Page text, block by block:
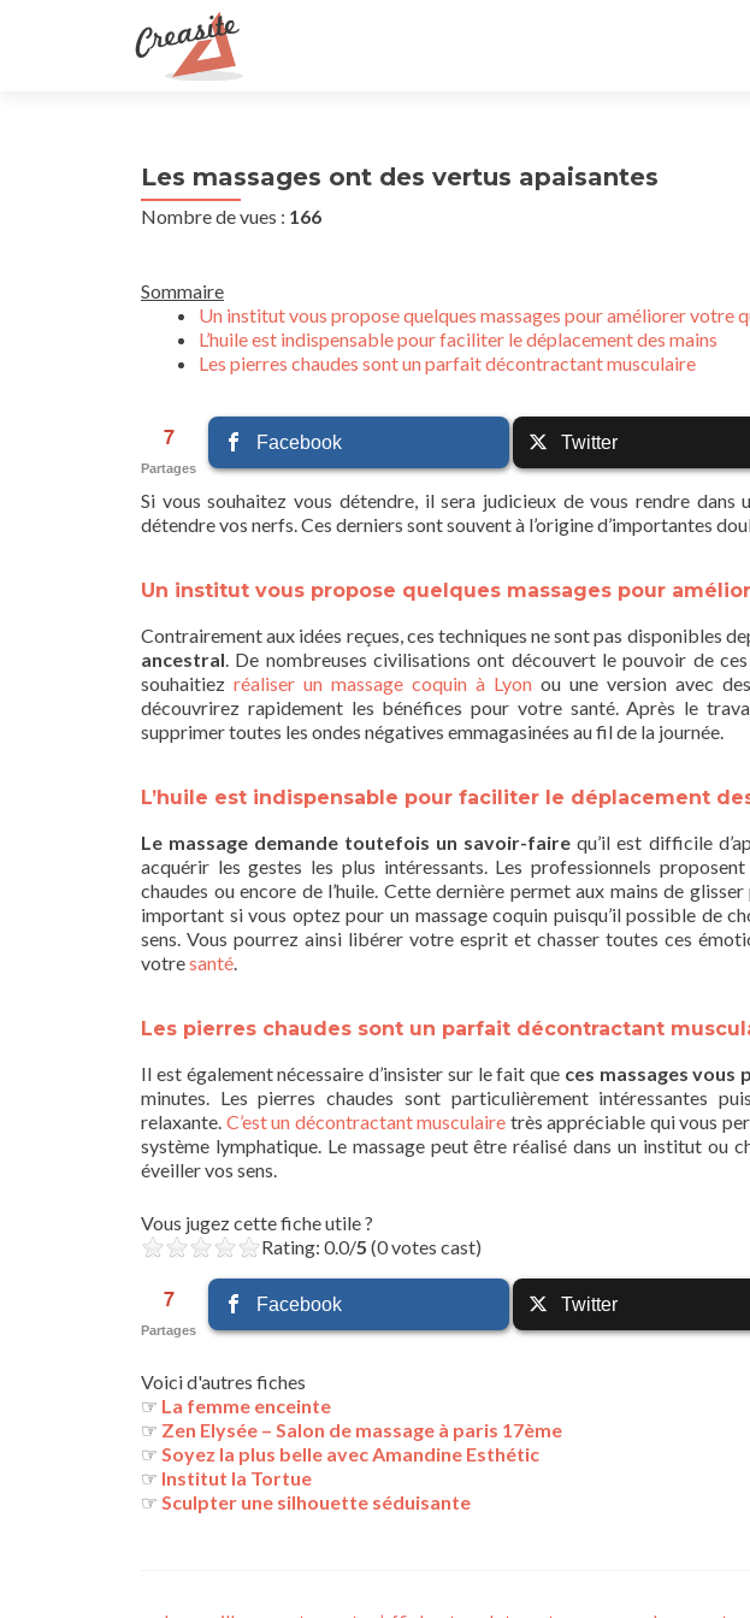
Les massages ont des vertus apaisantes
Nombre de vues : 166
Sommaire
Un institut vous propose quelques massages pour améliorer votre
L’huile est indispensable pour faciliter le déplacement des mains
Les pierres chaudes sont un parfait décontractant musculaire
7
Partages
Facebook Twitter
Si vous souhaitez vous détendre, il sera judicieux de vous rendre
détendre vos nerfs. Ces derniers sont souvent à l’origine d’importantes
Un institut vous propose quelques massages pour
Contrairement aux idées reçues, ces techniques ne sont pas disponibles
ancestral. De nombreuses civilisations ont découvert le pouvoir de
souhaitiez réaliser un massage coquin à Lyon ou une version avec
découvrirez rapidement les bénéfices pour votre santé. Après le
supprimer toutes les ondes négatives emmagasinées au fil de la journée.
L’huile est indispensable pour faciliter le déplacement
Le massage demande toutefois un savoir-fairequ’il est difficile
acquérir les gestes les plus intéressants. Les professionnels
chaudes ou encore de l’huile. Cette dernière permet aux mains de
important si vous optez pour un massage coquin puisqu’il possible de
sens. Vous pourrez ainsi libérer votre esprit et chasser toutes ces
votresanté.
Les pierres chaudes sont un parfait décontractant
Il est également nécessaire d’insister sur le fait que ces massages
minutes. Les pierres chaudes sont particulièrement intéressantes
relaxante. C’est un décontractant musculaire très appréciable qui vous
système lymphatique. Le massage peut être réalisé dans un institut ou
éveiller vos sens.
Vous jugez cette fiche utile ?
Rating: 0.0/5 (0 votes cast)
7
Partages
Facebook Twitter
Voici d'autres fiches
☞ La femme enceinte
☞ Zen Elysée – Salon de massage à paris 17ème
☞ Soyez la plus belle avec Amandine Esthétic
☞ Institut la Tortue
☞ Sculpter une silhouette séduisante